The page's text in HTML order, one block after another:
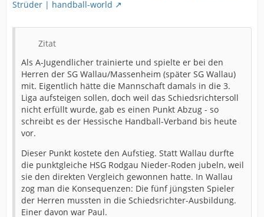
Strüder | handball-world
Zitat
Als A-Jugendlicher trainierte und spielte er bei den
Herren der SG Wallau/Massenheim (später SG Wallau)
mit. Eigentlich hätte die Mannschaft damals in die 3.
Liga aufsteigen sollen, doch weil das Schiedsrichtersoll
nicht erfüllt wurde, gab es einen Punkt Abzug - so
schreibt es der Hessische Handball-Verband bis heute
vor.
Dieser Punkt kostete den Aufstieg. Statt Wallau durfte
die punktgleiche HSG Rodgau Nieder-Roden jubeln, weil
sie den direkten Vergleich gewonnen hatte. In Wallau
zog man die Konsequenzen: Die fünf jüngsten Spieler
der Herren mussten in die Schiedsrichter-Ausbildung.
Einer davon war Paul.